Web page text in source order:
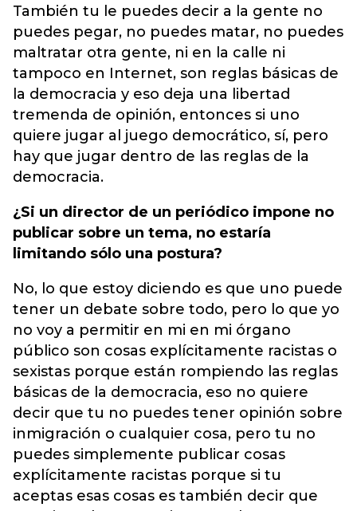
También tu le puedes decir a la gente no
puedes pegar, no puedes matar, no puedes
maltratar otra gente, ni en la calle ni
tampoco en Internet, son reglas básicas de
la democracia y eso deja una libertad
tremenda de opinión, entonces si uno
quiere jugar al juego democrático, sí, pero
hay que jugar dentro de las reglas de la
democracia.
¿Si un director de un periódico impone no
publicar sobre un tema, no estaría
limitando sólo una postura?
No, lo que estoy diciendo es que uno puede
tener un debate sobre todo, pero lo que yo
no voy a permitir en mi en mi órgano
público son cosas explícitamente racistas o
sexistas porque están rompiendo las reglas
básicas de la democracia, eso no quiere
decir que tu no puedes tener opinión sobre
inmigración o cualquier cosa, pero tu no
puedes simplemente publicar cosas
explícitamente racistas porque si tu
aceptas esas cosas es también decir que